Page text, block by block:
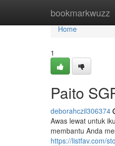
bookmarkwuzz
Home
Home
1
Paito
deborahczil306374
Awas lewat untuk
membantu Anda
https://listfav.com/